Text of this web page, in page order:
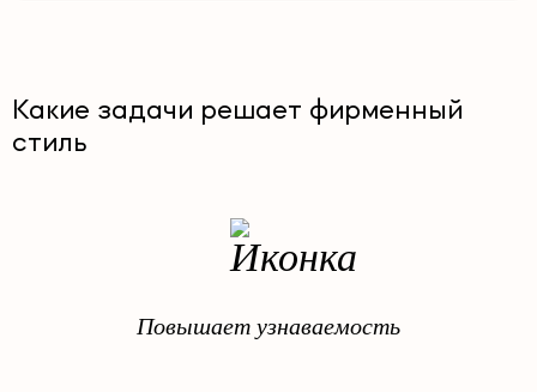
Какие задачи решает фирменный
стиль
Повышает узнаваемость